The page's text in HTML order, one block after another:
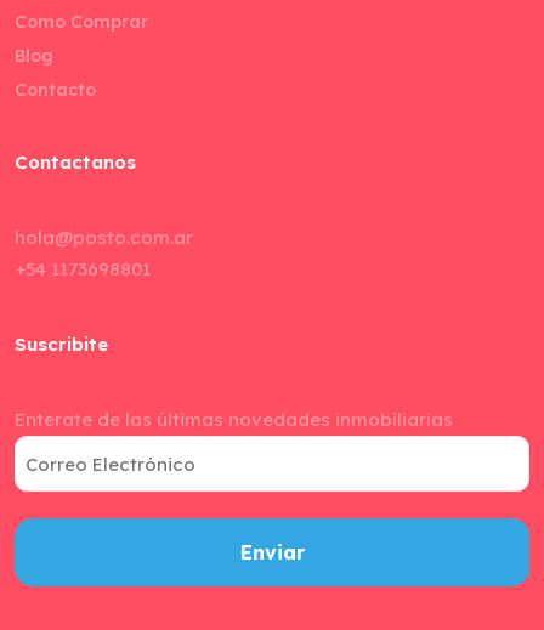
Como Comprar
Blog
Contacto
Contactanos
hola@posto.com.ar
+54 1173698801
Suscribite
Enterate de las últimas novedades inmobiliarias
Correo
Electrónico